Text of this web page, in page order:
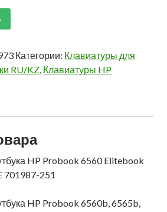
Категории: Клавиатуры для
RU/KZ, Клавиатуры HP
HP Probook 6560 Elitebook
701987-251
HP Probook 6560b, 6565b,